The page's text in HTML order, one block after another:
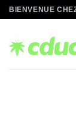
Passer
au
contenu
BIENVENUE